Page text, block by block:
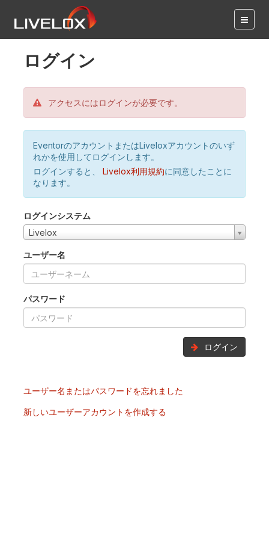
ログイン
アクセスにはログインが必要です。
EventorのアカウントまたはLiveloxアカウントのいず
れかを使用してログインします。
ログインすると、
Livelox利用規約に同意したことに
なります。
ログインシステム
Livelox
ユーザー名
パスワード
ログイン
ユーザー名またはパスワードを忘れました
新しいユーザーアカウントを作成する